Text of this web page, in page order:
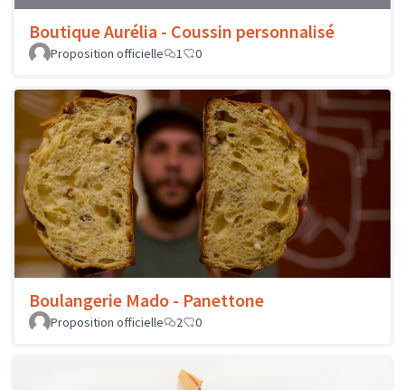
Boutique Aurélia - Coussin personnalisé
Proposition officielle 1 0
Boulangerie Mado - Panettone
Proposition officielle 2 0